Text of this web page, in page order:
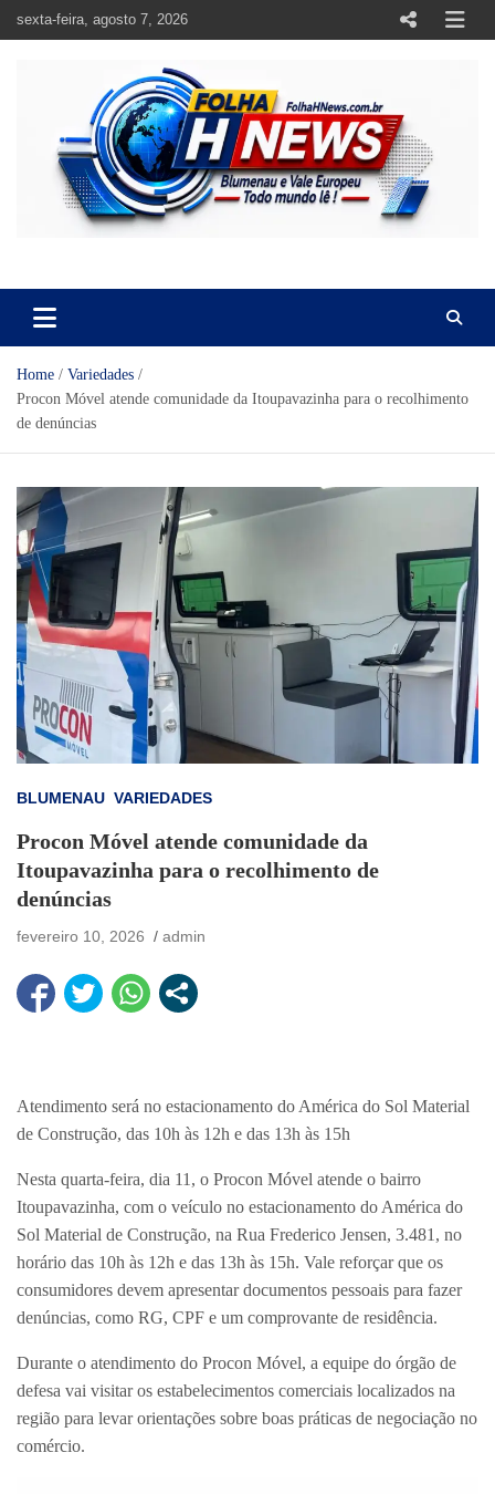
sexta-feira, agosto 7, 2026
Home
Variedades
Procon Móvel atende comunidade da Itoupavazinha para o recolhimento
de denúncias
BLUMENAU VARIEDADES
Procon Móvel atende comunidade da
Itoupavazinha para o recolhimento de
denúncias
fevereiro 10, 2026 admin
Atendimento será no estacionamento do América do Sol Material
de Construção, das 10h às 12h e das 13h às 15h
Nesta quarta-feira, dia 11, o Procon Móvel atende o bairro
Itoupavazinha, com o veículo no estacionamento do América do
Sol Material de Construção, na Rua Frederico Jensen, 3.481, no
horário das 10h às 12h e das 13h às 15h. Vale reforçar que os
consumidores devem apresentar documentos pessoais para fazer
denúncias, como RG, CPF e um comprovante de residência.
Durante o atendimento do Procon Móvel, a equipe do órgão de
defesa vai visitar os estabelecimentos comerciais localizados na
região para levar orientações sobre boas práticas de negociação no
comércio.